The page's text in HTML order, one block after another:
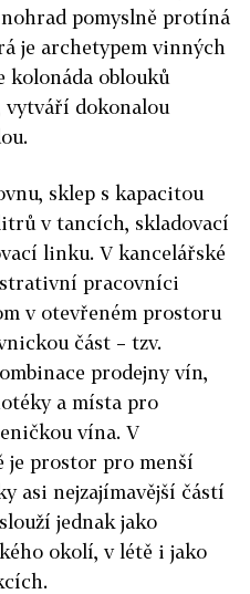
pomyslně protíná
je archetypem vinných
kolonáda oblouků
vytváří dokonalou
sklep s kapacitou
v tancích, skladovací
linku. V kancelářské
pracovníci
v otevřeném prostoru
část – tzv.
prodejny vín,
a místa pro
vína. V
je prostor pro menší
asi nejzajímavější částí
jednak jako
okolí, v létě i jako